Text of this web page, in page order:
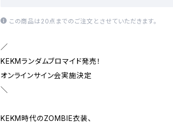
この商品は20点までのご注文とさせていただきます。
／
KEKMランダムブロマイド発売！
オンラインサイン会実施決定
＼
KEKM時代のZOMBIE衣装、